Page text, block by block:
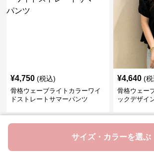
サイズ・カラーを選ぶ
¥4,750 (税込)
骨格ウェーブライトカラーワイ
ドストレートサマーパンツ
¥4,640 (
骨格ウェー
ックデザイ
人気アイテム一覧へ ›